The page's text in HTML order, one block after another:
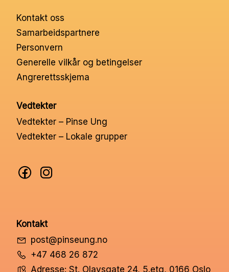
Kontakt oss
Samarbeidspartnere
Personvern
Generelle vilkår og betingelser
Angrerettsskjema
Vedtekter
Vedtekter – Pinse Ung
Vedtekter – Lokale grupper
Kontakt
post@pinseung.no
+47 468 26 872
Adresse: St. Olavsgate 24, 5.etg, 0166 Oslo